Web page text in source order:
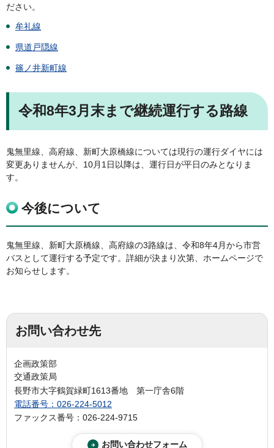
ださい。
牟礼線
県道戸隠線
篠ノ井新町線
令和8年3月末まで継続運行する路線
鬼無里線、高府線、新町大原橋線については現行の運行ダイヤには
変更ありませんが、10月1日以降は、運行日が平日のみとなりま
す。
今後について
鬼無里線、新町大原橋線、高府線の3路線は、令和8年4月から市営
バスとして運行する予定です。詳細が決まり次第、ホームページで
お知らせします。
お問い合わせ先
企画政策部
交通政策局
長野市大字鶴賀緑町1613番地 第一庁舎6階
電話番号：026-224-5012
ファックス番号：026-224-9715